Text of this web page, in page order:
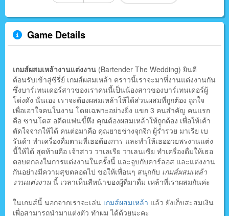
Game Details
เกมส์ผสมเหล้างานแต่งงาน (Bartender The Wedding) ยินดี
ต้อนรับเข้าสู่ซีรี่ย์ เกมส์ผสมเหล้า คราวนี้เราจะมาที่งานแต่งงานกัน
ซึ่งบาร์เทนเดอร์สาวของเราคนนี้เป็นน้องสาวของบาร์เทนเดอร์ผู้
โด่งดัง นั่นเอง เราจะต้องผสมเหล้าให้ได้ส่วนผสมที่ถูกต้อง ถูกใจ
เพื่อเอาใจคนในงาน โดยเฉพาะอย่างยิ่ง แขก 3 คนสำคัญ คนแรก
คือ ซานโตส อดีตแฟนขี้หึง คุณต้องผสมเหล้าให้ถูกต้อง เพื่อให้เค้า
ตัดใจจากให้ได้ คนต่อมาคือ คุณยายช่างจุกจิก ผู้ร่ำรวย มาเรีย เบ
รันด้า ทำเครื่องดื่มตามที่เธอต้องการ และทำให้เธออวยพรงานแต่ง
นี้ให้ได้ สุดท้ายคือ เจ้าสาว วาเลเรีย วาเลนเซีย ทำเครื่องดื่มให้เธอ
ตอบตกลงในการแต่งงานในครั้งนี้ และจูบกับคาร์ลอส และแต่งงาน
กันอย่างมีความสุขตลอดไป ขอให้เพื่อนๆ สนุกกับ เกมส์ผสมเหล้า
งานแต่งงาน นี้ เวลาเห็นสีหน้าของผู้ที่มาดื่ม เหล้าที่เราผสมกันค่ะ
ในเกมส์นี้ นอกจากเราจะเล่น เกมส์ผสมเหล้า แล้ว ยังเก็บสะสมเงิน
เพื่อสามารถนำมาแต่งตัว ทำผม ได้ด้วยนะคะ